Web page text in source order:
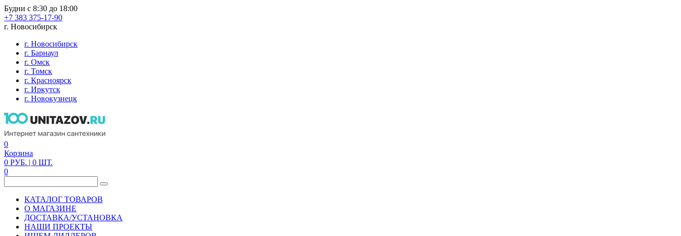
Будни с 8:30 до 18:00
+7 383 375-17-90
г. Новосибирск
г. Новосибирск
г. Барнаул
г. Омск
г. Томск
г. Красноярск
г. Иркутск
г. Новокузнецк
0
Корзина
0 РУБ. | 0 ШТ.
0
КАТАЛОГ ТОВАРОВ
О МАГАЗИНЕ
ДОСТАВКА/УСТАНОВКА
НАШИ ПРОЕКТЫ